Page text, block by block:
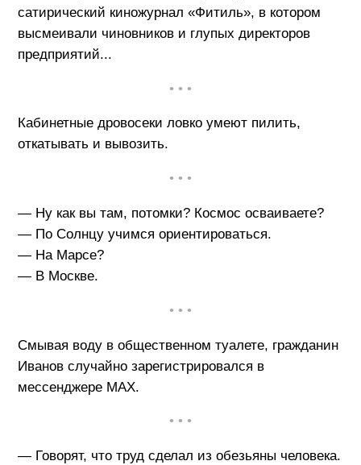
сатирический киножурнал «Фитиль», в котором
высмеивали чиновников и глупых директоров
предприятий...
• • •
Кабинетные дровосеки ловко умеют пилить,
откатывать и вывозить.
• • •
— Ну как вы там, потомки? Космос осваиваете?
— По Солнцу учимся ориентироваться.
— На Марсе?
— В Москве.
• • •
Смывая воду в общественном туалете, гражданин
Иванов случайно зарегистрировался в
мессенджере MAX.
• • •
— Говорят, что труд сделал из обезьяны человека.